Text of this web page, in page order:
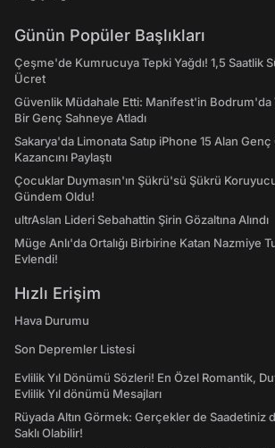
Günün Popüler Başlıkları
Çeşme'de Kumrucuya Tepki Yağdı! 1,5 Saatlik
Ücret
Güvenlik Müdahale Etti: Manifest'in Bodrum'da
Bir Genç Sahneye Atladı
Sakarya'da Limonata Satıp iPhone 15 Alan
Kazancını Paylaştı
Çocuklar Duymasın'ın Şükrü'sü Şükrü
Gündem Oldu!
ultrAslan Lideri Sebahattin Şirin Gözaltına Alındı
Müge Anlı'da Ortalığı Birbirine Katan Nazmiye
Evlendi!
Hızlı Erişim
Hava Durumu
Son Depremler Listesi
Evlilik Yıl Dönümü Sözleri! En Özel Romantik,
Evlilik Yıl dönümü Mesajları
Rüyada Altın Görmek: Gerçekler de Saadetiniz
Saklı Olabilir!